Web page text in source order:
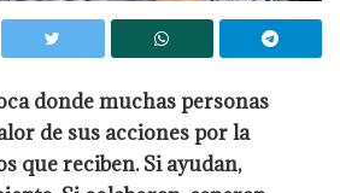
donde muchas personas
de sus acciones por la
que reciben. Si ayudan,